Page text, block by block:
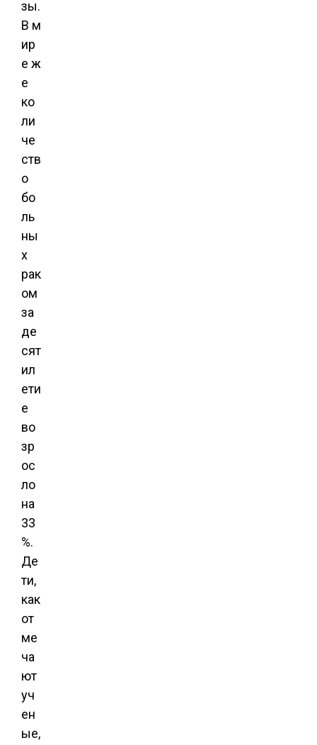
зы.
В м
ир
е ж
е
ко
ли
че
ств
о
бо
ль
ны
х
рак
ом
за
де
сят
ил
ети
е
во
зр
ос
ло
на
33
%.
Де
ти,
как
от
ме
ча
ют
уч
ен
ые,